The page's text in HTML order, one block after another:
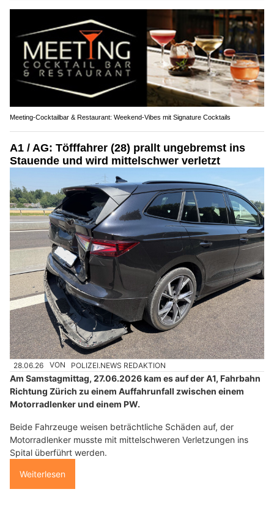
Meeting-Cocktailbar & Restaurant: Weekend-Vibes mit Signature Cocktails
A1 / AG: Töfffahrer (28) prallt ungebremst ins
Stauende und wird mittelschwer verletzt
28.06.26 VON POLIZEI.NEWS REDAKTION
Am Samstagmittag, 27.06.2026 kam es auf der A1, Fahrbahn
Richtung Zürich zu einem Auffahrunfall zwischen einem
Motorradlenker und einem PW.
Beide Fahrzeuge weisen beträchtliche Schäden auf, der
Motorradlenker musste mit mittelschweren Verletzungen ins
Spital überführt werden.
Weiterlesen